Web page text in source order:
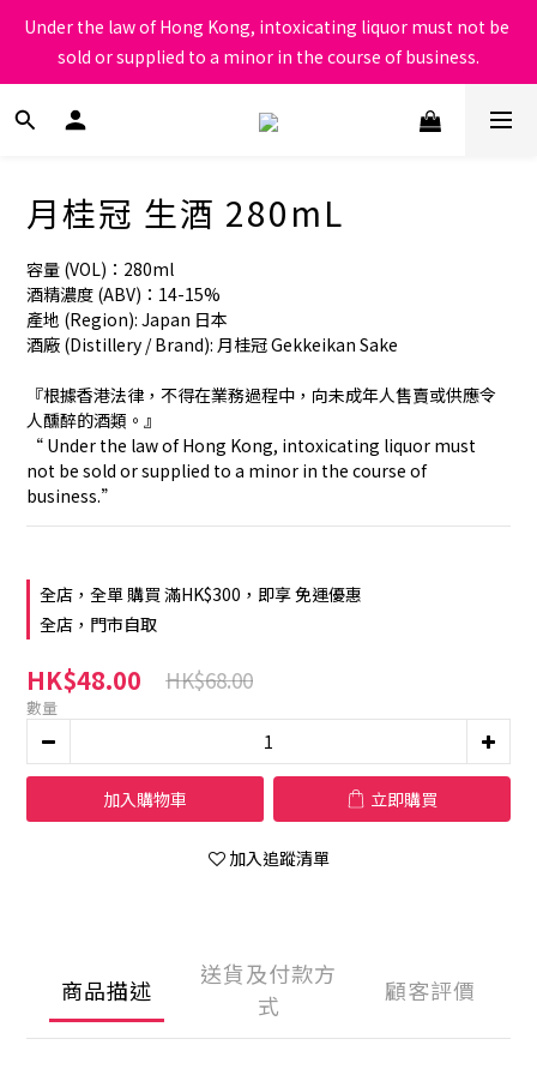
根據香港法律，不得在業務過程中，向未成年人售賣或供應令人醺
醉的酒類
Under the law of Hong Kong, intoxicating liquor must not be
sold or supplied to a minor in the course of business.
根據香港法律，不得在業務過程中，向未成年人售賣或供應令人醺
月桂冠 生酒 280mL
容量 (VOL)：280ml
酒精濃度 (ABV)：14-15%
產地 (Region): Japan 日本
酒廠 (Distillery / Brand): 月桂冠 Gekkeikan Sake
『根據香港法律，不得在業務過程中，向未成年人售賣或供應令
人醺醉的酒類。』
“ Under the law of Hong Kong, intoxicating liquor must
not be sold or supplied to a minor in the course of
business.”
全店，全單 購買 滿HK$300，即享 免運優惠
全店，門市自取
HK$48.00 HK$68.00
數量
加入購物車 立即購買
加入追蹤清單
商品描述
送貨及付款方
式
顧客評價